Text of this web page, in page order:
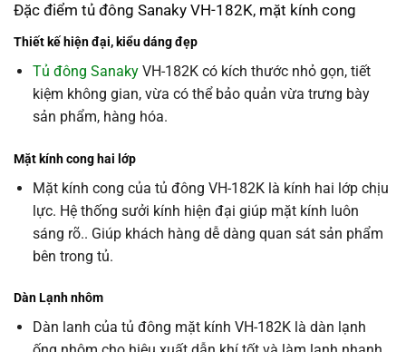
Đặc điểm tủ đông Sanaky VH-182K, mặt kính cong
Thiết kế hiện đại, kiểu dáng đẹp
Tủ đông SanakyVH-182K có kích thước nhỏ gọn, tiết
kiệm không gian, vừa có thể bảo quản vừa trưng bày
sản phẩm, hàng hóa.
Mặt kính cong hai lớp
Mặt kính cong của tủ đông VH-182K là kính hai lớp chịu
lực. Hệ thống sưởi kính hiện đại giúp mặt kính luôn
sáng rõ.. Giúp khách hàng dễ dàng quan sát sản phẩm
bên trong tủ.
Dàn Lạnh nhôm
Dàn lanh của tủ đông mặt kính VH-182K là dàn lạnh